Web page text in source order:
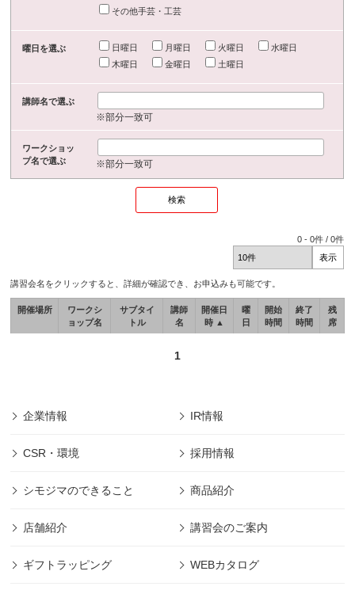
その他手芸・工芸
曜日を選ぶ 日曜日 月曜日 火曜日
水曜日
木曜日
金曜日 土曜日
講師名で選ぶ
※部分一致可
ワークショッ
プ名で選ぶ
※部分一致可
0 -0件 /0件
講習会名をクリックすると、詳細が確認でき、お申込みも可能です。
開催場所
ワークシ
ョップ名
サブタイ
トル
講師
名
開催日
時 ▲
曜
日
開始
時間
終了
時間
残
席
1
企業情報 IR情報
CSR・環境 採用情報
シモジマのできること 商品紹介
店舗紹介 講習会のご案内
ギフトラッピング WEBカタログ